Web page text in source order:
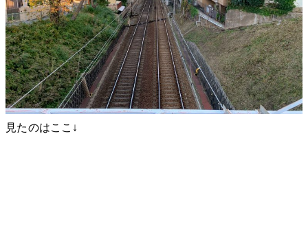
見たのはここ↓